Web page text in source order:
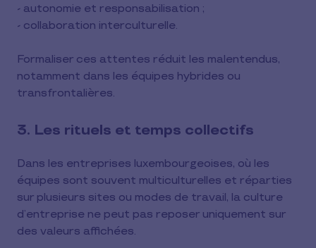
- autonomie et responsabilisation ;
- collaboration interculturelle.
Formaliser ces attentes réduit les malentendus,
notamment dans les équipes hybrides ou
transfrontalières.
3. Les rituels et temps collectifs
Dans les entreprises luxembourgeoises, où les
équipes sont souvent multiculturelles et réparties
sur plusieurs sites ou modes de travail, la culture
d’entreprise ne peut pas reposer uniquement sur
des valeurs affichées.